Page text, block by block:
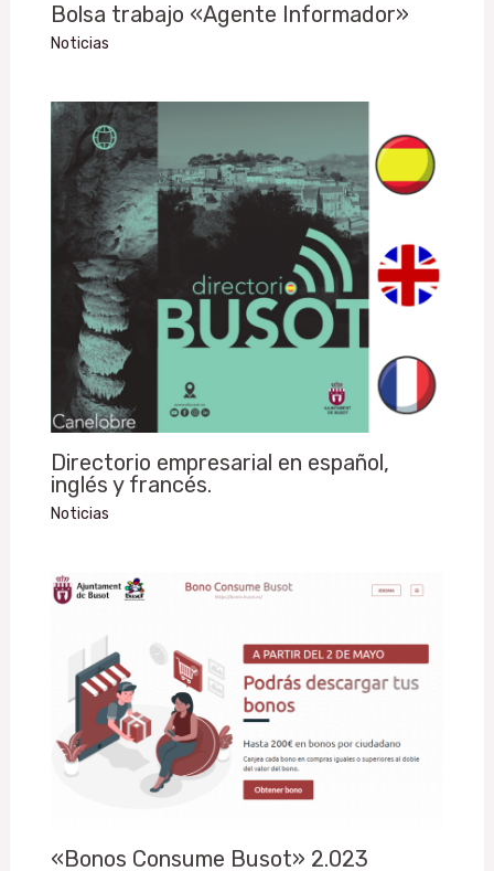
Bolsa trabajo «Agente Informador»
Noticias
Directorio empresarial en español,
inglés y francés.
Noticias
«Bonos Consume Busot» 2.023